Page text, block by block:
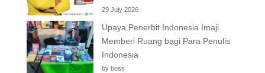
29 July 2026
Upaya Penerbit Indonesia Imaji
Memberi Ruang bagi Para Penulis
Indonesia
by boss